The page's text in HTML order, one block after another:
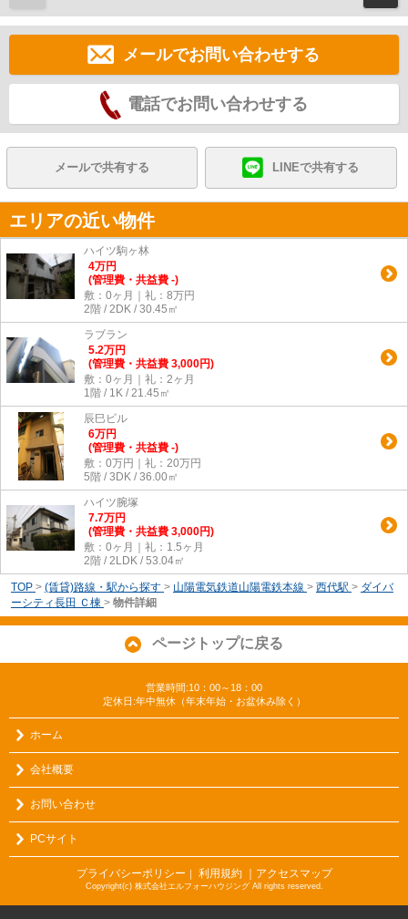
メールでお問い合わせする
電話でお問い合わせする
メールで共有する LINEで共有する
エリアの近い物件
ハイツ駒ヶ林
4万円
(管理費・共益費 -)
敷：0ヶ月｜礼：8万円
2階 / 2DK / 30.45㎡
ラブラン
5.2万円
(管理費・共益費 3,000円)
敷：0ヶ月｜礼：2ヶ月
1階 / 1K / 21.45㎡
辰巳ビル
6万円
(管理費・共益費 -)
敷：0万円｜礼：20万円
5階 / 3DK / 36.00㎡
ハイツ腕塚
7.7万円
(管理費・共益費 3,000円)
敷：0ヶ月｜礼：1.5ヶ月
2階 / 2LDK / 53.04㎡
TOP > (賃貸)路線・駅から探す > 山陽電気鉄道山陽電鉄本線 > 西代駅 > ダイバ
ーシティ長田 Ｃ棟 > 物件詳細
ページトップに戻る
営業時間:10：00～18：00
定休日:年中無休（年末年始・お盆休み除く）
ホーム
会社概要
お問い合わせ
PCサイト
プライバシーポリシー ｜ 利用規約 ｜アクセスマップ
Copyright(c) 株式会社エルフォーハウジング All rights reserved.